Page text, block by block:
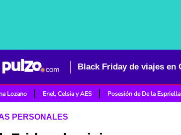
Lozano Enel, Celsia y AES Posesión de De la Espriella
PERSONALES